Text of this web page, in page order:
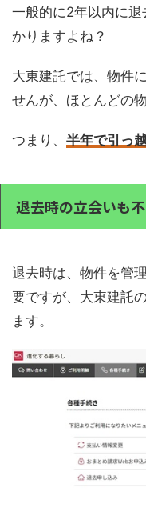
一般的に2年以内に
かりますよね？
大東建託では、物件
せんが、ほとんどの
つまり、 半年で引っ
退去時の立会いも
退去時は、物件を管
要ですが、大東建託
ます。